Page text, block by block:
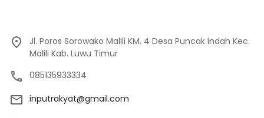
Jl. Poros Sorowako Malili KM. 4 Desa Puncak Indah Kec.
Malili Kab. Luwu Timur
085135933334
inputrakyat@gmail.com